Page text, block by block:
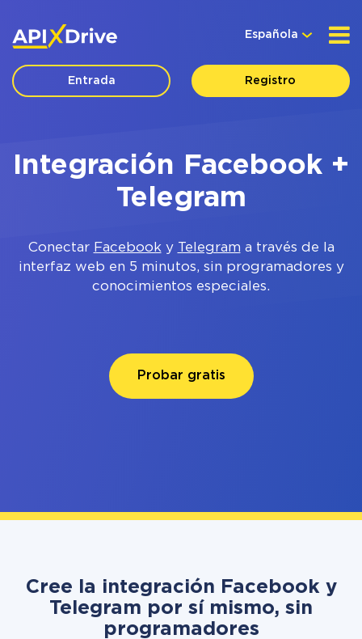
Española
Entrada Registro
Integración Facebook +
Telegram
Conectar Facebooky Telegram a través de la
interfaz web en 5 minutos, sin programadores y
conocimientos especiales.
Probar gratis
Cree la integración Facebook y
Telegram por sí mismo, sin
programadores